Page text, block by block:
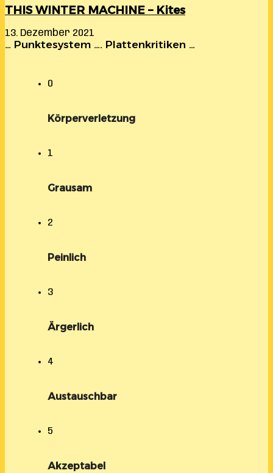
THIS WINTER MACHINE – Kites
13. Dezember 2021
… Punktesystem …. Plattenkritiken …
0
Körperverletzung
1
Grausam
2
Peinlich
3
Ärgerlich
4
Austauschbar
5
Akzeptabel